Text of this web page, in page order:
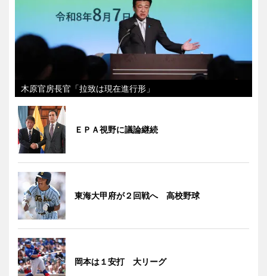
木原官房長官「拉致は現在進行形」
ＥＰＡ視野に議論継続
東海大甲府が２回戦へ 高校野球
岡本は１安打 大リーグ